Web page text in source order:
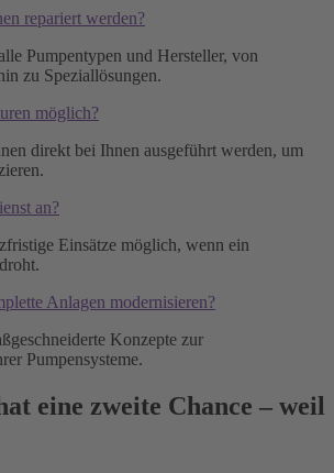
repariert werden?
Pumpentypen und Hersteller, von
zu Speziallösungen.
möglich?
direkt bei Ihnen ausgeführt werden, um
an?
Einsätze möglich, wenn ein
Anlagen modernisieren?
Konzepte zur
Pumpensysteme.
eine zweite Chance – weil